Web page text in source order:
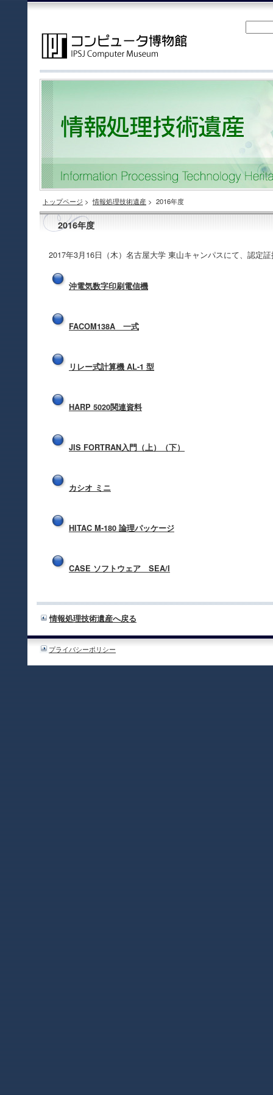
トップページ > 情報処理技術遺産 > 2016年度
2016年度
2017年3月16日（木）名古屋大学 東山キャンパスにて、認定
沖電気数字印刷電信機
FACOM138A 一式
リレー式計算機 AL-1 型
HARP 5020関連資料
JIS FORTRAN入門（上）（下）
カシオ ミニ
HITAC M-180 論理パッケージ
CASE ソフトウェア SEA/I
情報処理技術遺産へ戻る
プライバシーポリシー